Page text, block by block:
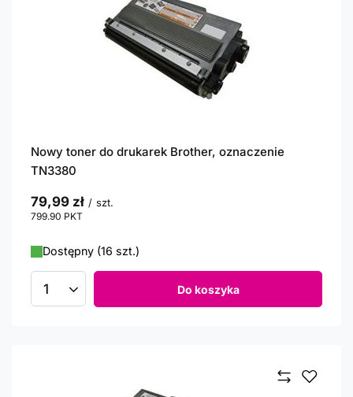
Nowy toner do drukarek Brother, oznaczenie
TN3380
79,99 zł / szt.
799.90 PKT
Dostępny (16 szt.)
Ilość produktów Do koszyka